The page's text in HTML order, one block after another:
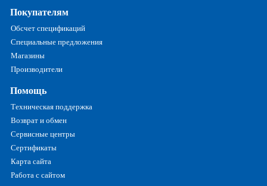
Покупателям
Обсчет спецификаций
Специальные предложения
Магазины
Производители
Помощь
Техническая поддержка
Возврат и обмен
Сервисные центры
Сертификаты
Карта сайта
Работа с сайтом